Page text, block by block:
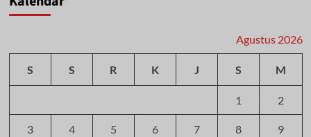
Agustus 2026
S S R K J S M
1 2
3 4 5 6 7 8 9